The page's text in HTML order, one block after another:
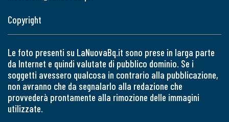
Copyright
Le foto presenti su LaNuovaBq.it sono prese in larga parte
da Internet e quindi valutate di pubblico dominio. Se i
soggetti avessero qualcosa in contrario alla pubblicazione,
non avranno che da segnalarlo alla redazione che
provvederà prontamente alla rimozione delle immagini
utilizzate.